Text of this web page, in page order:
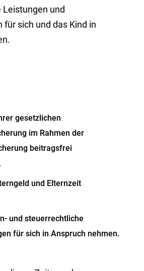
und
für sich und das Kind in
gesetzlichen
im Rahmen der
beitragsfrei
und Elternzeit
und steuerrechtliche
für sich in Anspruch nehmen.